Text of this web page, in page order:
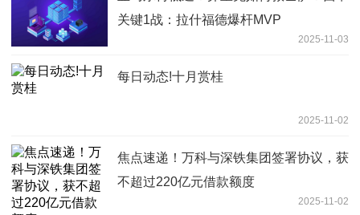
关键1战：拉什福德爆杆MVP
2025-11-03
每日动态!十月赏桂
2025-11-02
焦点速递！万科与深铁集团签署协议，获
不超过220亿元借款额度
2025-11-02